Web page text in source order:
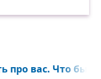
про вас. Что бы